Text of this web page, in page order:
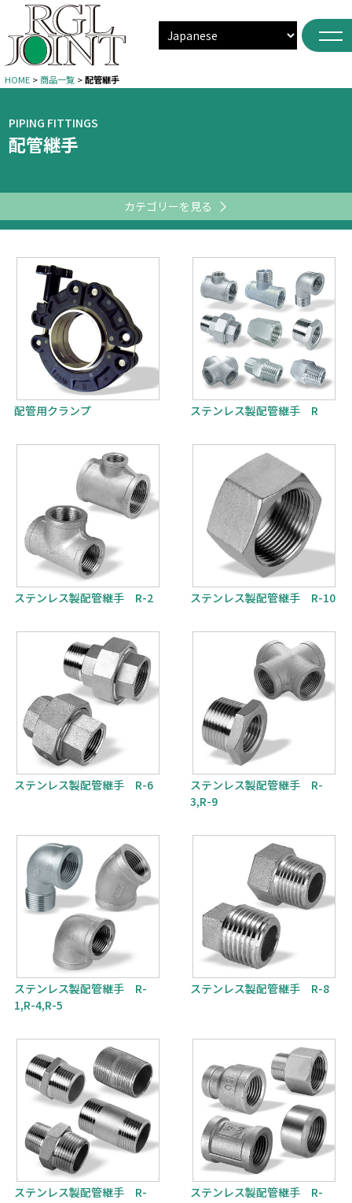
HOME>商品一覧>配管継手
PIPING FITTINGS
配管継手
カテゴリーを見る
配管用クランプ ステンレス製配管継手 R
ステンレス製配管継手 R-2 ステンレス製配管継手 R-10
ステンレス製配管継手 R-6
ステンレス製配管継手 R-
3,R-9
ステンレス製配管継手 R-
1,R-4,R-5
ステンレス製配管継手 R-8
ステンレス製配管継手 R-
ステンレス製配管継手 R-